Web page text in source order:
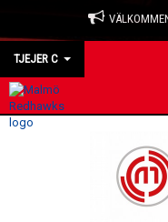
TJEJER C
HEM